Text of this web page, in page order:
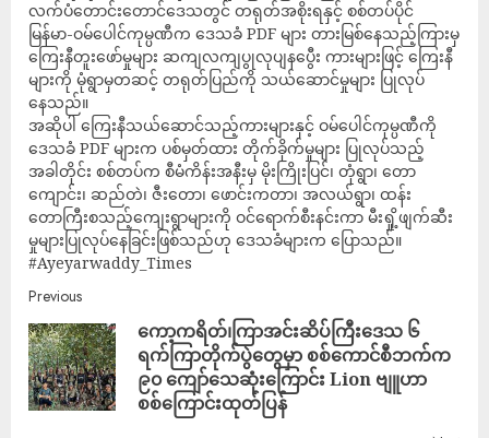
လက်ပံတောင်းတောင်ဒေသတွင် တရုတ်အစိုးရနှင့် စစ်တပ်ပိုင်
မြန်မာ-ဝမ်ပေါင်ကုမ္ပဏီက ဒေသခံ PDF များ တားမြစ်နေသည့်ကြားမှ
ကြေးနီတူးဖော်မှုများ ဆကျလကျပွုလုပျနပွေီး ကားများဖြင့် ကြေးနီ
များကို မုံရွာမှတဆင့် တရုတ်ပြည်ကို သယ်ဆောင်မှုများ ပြုလုပ်
နေသည်။
အဆိုပါ ကြေးနီသယ်ဆောင်သည့်ကားများနှင့် ဝမ်ပေါင်ကုမ္ပဏီကို
ဒေသခံ PDF များက ပစ်မှတ်ထား တိုက်ခိုက်မှုများ ပြုလုပ်သည့်
အခါတိုင်း စစ်တပ်က စီမံကိန်းအနီးမှ မိုးကြိုးပြင်၊ တုံရွာ၊ တော
ကျောင်း၊ ဆည်တဲ၊ ဇီးတော၊ ဖောင်းကတာ၊ အလယ်ရွာ၊ ထန်း
တောကြီးစသည့်ကျေးရွာများကို ဝင်ရောက်စီးနင်းကာ မီးရှို့ဖျက်ဆီး
မှုများပြုလုပ်နေခြင်းဖြစ်သည်ဟု ဒေသခံများက ပြောသည်။
#Ayeyarwaddy_Times
Previous
ကော့ကရိတ်၊ကြာအင်းဆိပ်ကြီးဒေသ ၆
ရက်ကြာတိုက်ပွဲတွေမှာ စစ်ကောင်စီဘက်က
၉၀ ကျော်သေဆုံးကြောင်း Lion ဗျူဟာ
စစ်ကြောင်းထုတ်ပြန်